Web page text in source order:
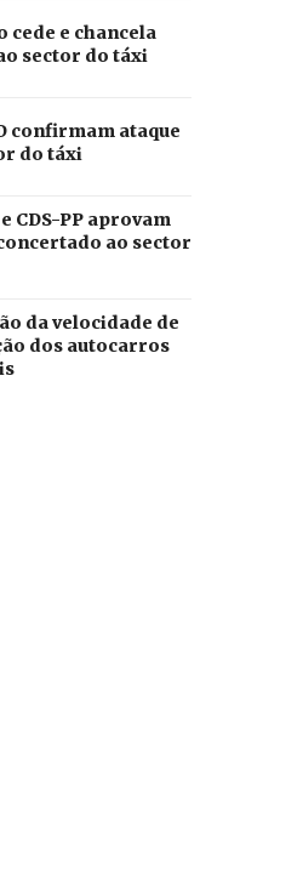
cede e chancela
sector do táxi
confirmam ataque
do táxi
e CDS-PP aprovam
ao sector
da velocidade de
dos autocarros